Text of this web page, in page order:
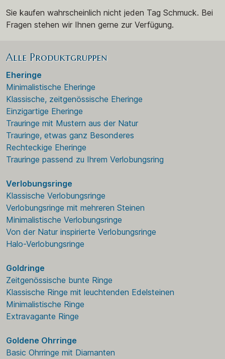
Sie kaufen wahrscheinlich nicht jeden Tag Schmuck. Bei
Fragen stehen wir Ihnen gerne zur Verfügung.
Alle Produktgruppen
Eheringe
Minimalistische Eheringe
Klassische, zeitgenössische Eheringe
Einzigartige Eheringe
Trauringe mit Mustern aus der Natur
Trauringe, etwas ganz Besonderes
Rechteckige Eheringe
Trauringe passend zu Ihrem Verlobungsring
Verlobungsringe
Klassische Verlobungsringe
Verlobungsringe mit mehreren Steinen
Minimalistische Verlobungsringe
Von der Natur inspirierte Verlobungsringe
Halo-Verlobungsringe
Goldringe
Zeitgenössische bunte Ringe
Klassische Ringe mit leuchtenden Edelsteinen
Minimalistische Ringe
Extravagante Ringe
Goldene Ohrringe
Basic Ohrringe mit Diamanten